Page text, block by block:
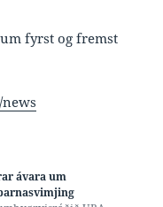
fyrst og fremst
ávara um